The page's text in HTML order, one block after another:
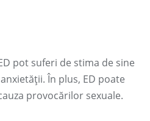
pot suferi de stima de sine
În plus, ED poate
provocărilor sexuale.